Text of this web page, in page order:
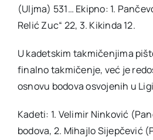
(Uljma) 531… Ekipno: 1.
Relić Zuc“ 22, 3. Kikinda 12.
U kadetskim takmičenjima
finalno takmičenje, već je
osnovu bodova osvojenih u Ligi
Kadeti: 1. Velimir Ninković
bodova, 2. Mihajlo Sijepčević